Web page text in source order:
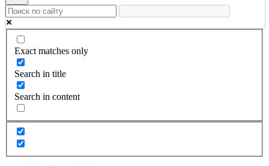
Exact matches only
Search in title
Search in content